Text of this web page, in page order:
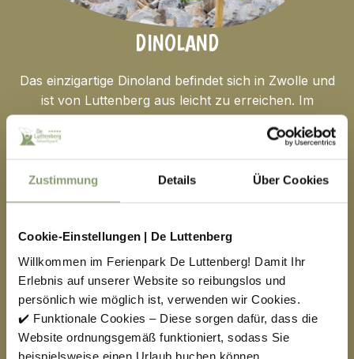
Zustimmung Details Über Cookies
Cookie-Einstellungen | De Luttenberg
Willkommen im Ferienpark De Luttenberg! Damit Ihr
Erlebnis auf unserer Website so reibungslos und
persönlich wie möglich ist, verwenden wir Cookies.
✔️ Funktionale Cookies – Diese sorgen dafür, dass die
Website ordnungsgemäß funktioniert, sodass Sie
beispielsweise einen Urlaub buchen können.
DINOLAND
Das einzigartige Dinoland befindet sich in Zwolle und
ist von Luttenberg aus leicht zu erreichen. Im
Dinoland Zwolle gehen Sie wirklich zurück in die Zeit
der Dinosaurier. Es gibt manchmal Dutzende von
allerlei über sie. Außerdem gibt es allerlei Aktivitäten
zu unternehmen. Dinoland ist für Jungen und
sowohl Dinofans als auch Nicht-Dinofans Spaß. In
jedem Fall sollte ein Tag im Dinoland in Ihrem Urlaub
nicht fehlen!
Dinoland